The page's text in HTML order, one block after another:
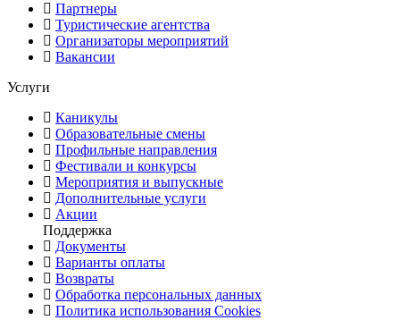
Партнеры
Туристические агентства
Организаторы мероприятий
Вакансии
Услуги
Каникулы
Образовательные смены
Профильные направления
Фестивали и конкурсы
Мероприятия и выпускные
Дополнительные услуги
Акции
Поддержка
Документы
Варианты оплаты
Возвраты
Обработка персональных данных
Политика использования Cookies